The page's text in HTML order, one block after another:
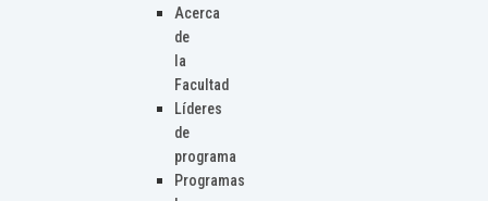
Acerca
de
la
Facultad
Líderes
de
programa
Programas